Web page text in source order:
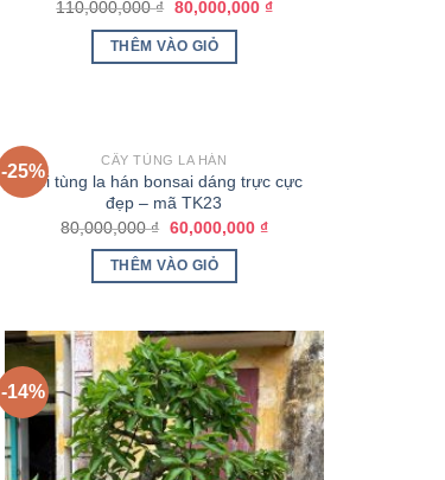
110,000,000₫ 80,000,000 ₫
THÊM VÀO GIỎ
-25%
CÂY TÙNG LA HÁN
Đôi tùng la hán bonsai dáng trực cực
đẹp – mã TK23
80,000,000₫ 60,000,000 ₫
THÊM VÀO GIỎ
-14%